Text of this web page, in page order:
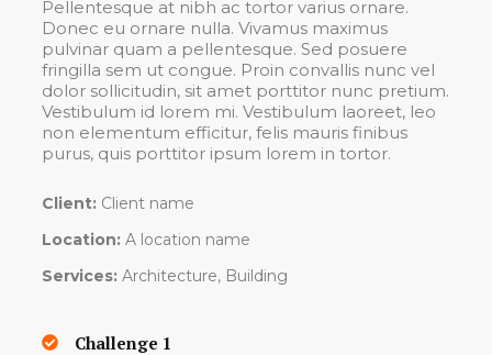
Pellentesque at nibh ac tortor varius ornare.
Donec eu ornare nulla. Vivamus maximus
pulvinar quam a pellentesque. Sed posuere
fringilla sem ut congue. Proin convallis nunc vel
dolor sollicitudin, sit amet porttitor nunc pretium.
Vestibulum id lorem mi. Vestibulum laoreet, leo
non elementum efficitur, felis mauris finibus
purus, quis porttitor ipsum lorem in tortor.
Client: Client name
Location: A location name
Services: Architecture, Building
Challenge 1